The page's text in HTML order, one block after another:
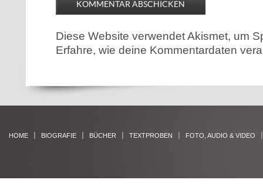
Diese Website verwendet Akismet, um
Erfahre, wie deine Kommentardaten
HOME BIOGRAFIE BÜCHER TEXTPROBEN FOTO, AUDIO & VIDEO